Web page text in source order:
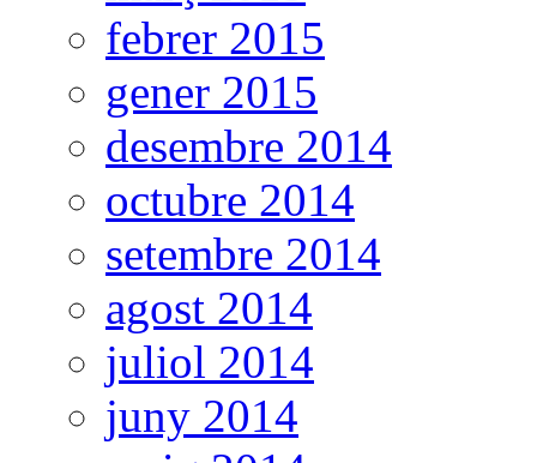
febrer 2015
gener 2015
desembre 2014
octubre 2014
setembre 2014
agost 2014
juliol 2014
juny 2014